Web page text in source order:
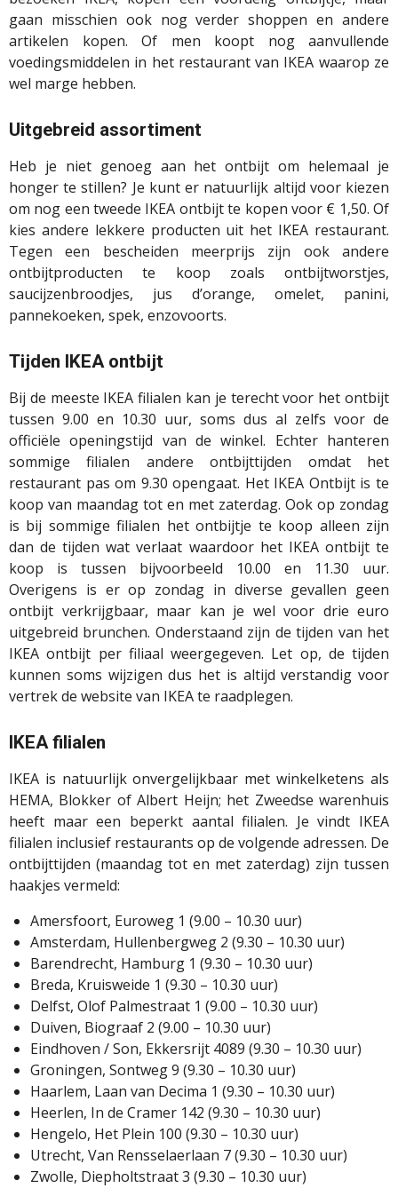
gaan misschien ook nog verder shoppen en andere
artikelen kopen. Of men koopt nog aanvullende
voedingsmiddelen in het restaurant van IKEA waarop ze
wel marge hebben.
Uitgebreid assortiment
Heb je niet genoeg aan het ontbijt om helemaal je
honger te stillen? Je kunt er natuurlijk altijd voor kiezen
om nog een tweede IKEA ontbijt te kopen voor € 1,50. Of
kies andere lekkere producten uit het IKEA restaurant.
Tegen een bescheiden meerprijs zijn ook andere
ontbijtproducten te koop zoals ontbijtworstjes,
saucijzenbroodjes, jus d’orange, omelet, panini,
pannekoeken, spek, enzovoorts.
Tijden IKEA ontbijt
Bij de meeste IKEA filialen kan je terecht voor het ontbijt
tussen 9.00 en 10.30 uur, soms dus al zelfs voor de
officiële openingstijd van de winkel. Echter hanteren
sommige filialen andere ontbijttijden omdat het
restaurant pas om 9.30 opengaat. Het IKEA Ontbijt is te
koop van maandag tot en met zaterdag. Ook op zondag
is bij sommige filialen het ontbijtje te koop alleen zijn
dan de tijden wat verlaat waardoor het IKEA ontbijt te
koop is tussen bijvoorbeeld 10.00 en 11.30 uur.
Overigens is er op zondag in diverse gevallen geen
ontbijt verkrijgbaar, maar kan je wel voor drie euro
uitgebreid brunchen. Onderstaand zijn de tijden van het
IKEA ontbijt per filiaal weergegeven. Let op, de tijden
kunnen soms wijzigen dus het is altijd verstandig voor
vertrek de website van IKEA te raadplegen.
IKEA filialen
IKEA is natuurlijk onvergelijkbaar met winkelketens als
HEMA, Blokker of Albert Heijn; het Zweedse warenhuis
heeft maar een beperkt aantal filialen. Je vindt IKEA
filialen inclusief restaurants op de volgende adressen. De
ontbijttijden (maandag tot en met zaterdag) zijn tussen
haakjes vermeld:
Amersfoort, Euroweg 1 (9.00 – 10.30 uur)
Amsterdam, Hullenbergweg 2 (9.30 – 10.30 uur)
Barendrecht, Hamburg 1 (9.30 – 10.30 uur)
Breda, Kruisweide 1 (9.30 – 10.30 uur)
Delfst, Olof Palmestraat 1 (9.00 – 10.30 uur)
Duiven, Biograaf 2 (9.00 – 10.30 uur)
Eindhoven / Son, Ekkersrijt 4089 (9.30 – 10.30 uur)
Groningen, Sontweg 9 (9.30 – 10.30 uur)
Haarlem, Laan van Decima 1 (9.30 – 10.30 uur)
Heerlen, In de Cramer 142 (9.30 – 10.30 uur)
Hengelo, Het Plein 100 (9.30 – 10.30 uur)
Utrecht, Van Rensselaerlaan 7 (9.30 – 10.30 uur)
Zwolle, Diepholtstraat 3 (9.30 – 10.30 uur)